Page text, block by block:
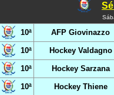
10ª
AFP Giovinazzo
10ª
Hockey Valdagno
10ª
Hockey Sarzana
10ª
Hockey Thiene